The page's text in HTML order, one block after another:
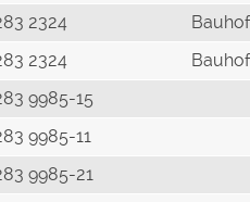
2324 Bauhof
2324 Bauhof
9985-15
9985-11
9985-21